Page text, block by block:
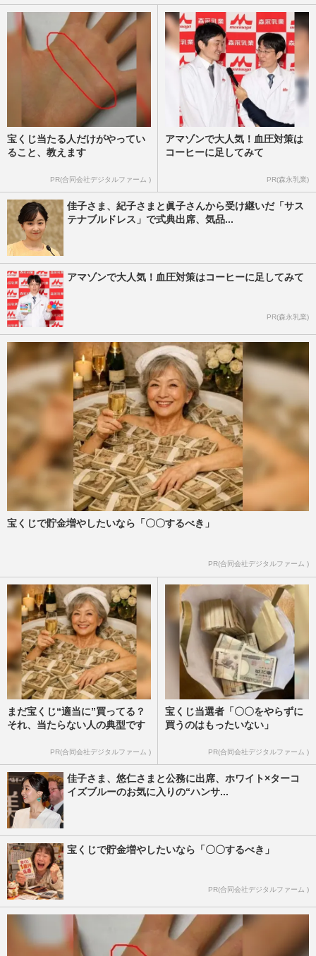
宝くじ当たる人だけがやってい
ること、教えます
PR(合同会社デジタルファーム )
アマゾンで大人気！血圧対策は
コーヒーに足してみて
PR(森永乳業)
佳子さま、紀子さまと眞子さんから受け継いだ「サス
テナブルドレス」で式典出席、気品...
アマゾンで大人気！血圧対策はコーヒーに足してみて
PR(森永乳業)
宝くじで貯金増やしたいなら「〇〇するべき」
PR(合同会社デジタルファーム )
まだ宝くじ“適当に”買ってる？
それ、当たらない人の典型です
PR(合同会社デジタルファーム )
宝くじ当選者「〇〇をやらずに
買うのはもったいない」
PR(合同会社デジタルファーム )
佳子さま、悠仁さまと公務に出席、ホワイト×ターコ
イズブルーのお気に入りの“ハンサ...
宝くじで貯金増やしたいなら「〇〇するべき」
PR(合同会社デジタルファーム )